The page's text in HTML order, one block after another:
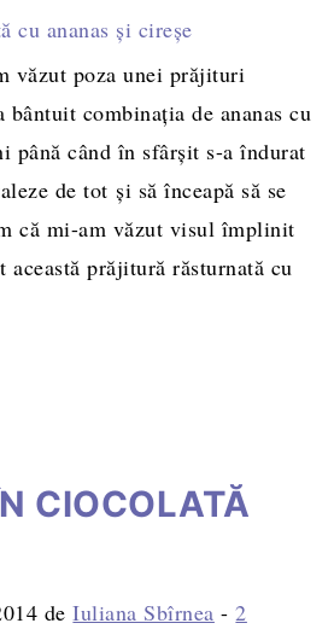
văzut poza unei prăjituri
bântuit combinaţia de ananas cu
până când în sfârşit s-a îndurat
de tot şi să înceapă să se
că mi-am văzut visul împlinit
prăjitură răsturnată cu
CIOCOLATĂ
deIuliana Sbîrnea -2